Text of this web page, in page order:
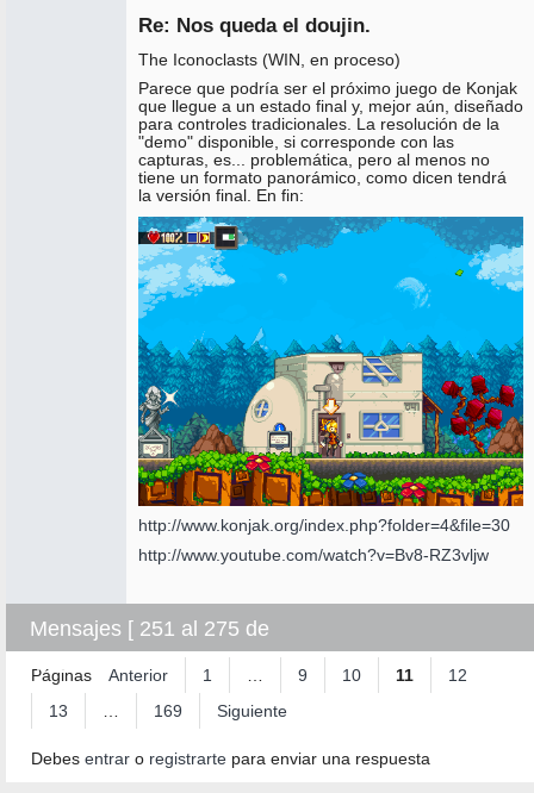
Re: Nos queda el doujin.
The Iconoclasts (WIN, en proceso)
Parece que podría ser el próximo juego de Konjak
que llegue a un estado final y, mejor aún, diseñado
para controles tradicionales. La resolución de la
"demo" disponible, si corresponde con las
capturas, es... problemática, pero al menos no
tiene un formato panorámico, como dicen tendrá
la versión final. En fin:
http://www.konjak.org/index.php?folder=4&file=30
http://www.youtube.com/watch?v=Bv8-RZ3vljw
Mensajes [ 251 al 275 de
4.223 ]
Páginas Anterior 1 9 10 11
12
13
169 Siguiente
Debes entrar o registrarte para enviar una respuesta